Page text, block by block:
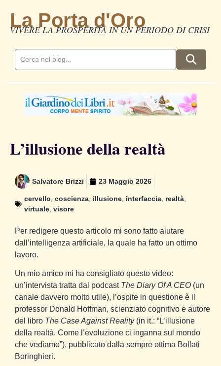
La Porta d'Oro
VIVERE LA PROSPERITÀ IN UN PERIODO DI CRISI
L’illusione della realtà
Salvatore Brizzi 23 Maggio 2026
cervello coscienza illusione interfaccia realtà
virtuale visore
Per redigere questo articolo mi sono fatto aiutare
dall’intelligenza artificiale, la quale ha fatto un ottimo
lavoro.
Un mio amico mi ha consigliato questo video:
un’intervista tratta dal podcast The Diary Of A CEO (un
canale davvero molto utile), l’ospite in questione è il
professor Donald Hoffman, scienziato cognitivo e autore
del libro The Case Against Reality(in it.: “L’illusione
della realtà. Come l’evoluzione ci inganna sul mondo
che vediamo”), pubblicato dalla sempre ottima Bollati
Boringhieri.